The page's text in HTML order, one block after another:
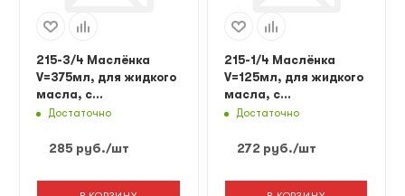
215-3/4 Маслёнка
V=375мл, для жидкого
масла, с
фиксированным
Достаточно
285 руб./шт
215-1/4 Маслёнка
V=125мл, для жидкого
масла, с
фиксированным
Достаточно
272 руб./шт